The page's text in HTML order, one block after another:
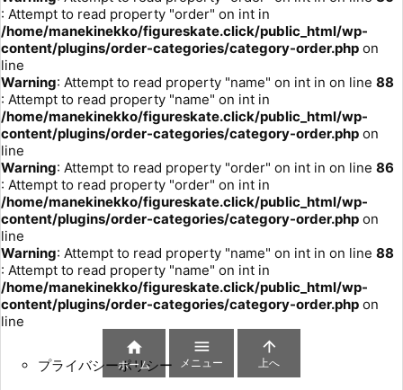
: Attempt to read property "order" on int in
/home/manekinekko/figureskate.click/public_html/wp-
content/plugins/order-categories/category-order.php on
line
Warning: Attempt to read property "name" on int in on line 88
: Attempt to read property "name" on int in
/home/manekinekko/figureskate.click/public_html/wp-
content/plugins/order-categories/category-order.php on
line
Warning: Attempt to read property "order" on int in on line 86
: Attempt to read property "order" on int in
/home/manekinekko/figureskate.click/public_html/wp-
content/plugins/order-categories/category-order.php on
line
Warning: Attempt to read property "name" on int in on line 88
: Attempt to read property "name" on int in
/home/manekinekko/figureskate.click/public_html/wp-
content/plugins/order-categories/category-order.php on
line
プライバシーポリシー

ホーム

メニュー

上へ